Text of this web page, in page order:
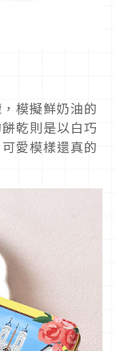
模擬鮮奶油的
乾則是以白巧
愛模樣還真的